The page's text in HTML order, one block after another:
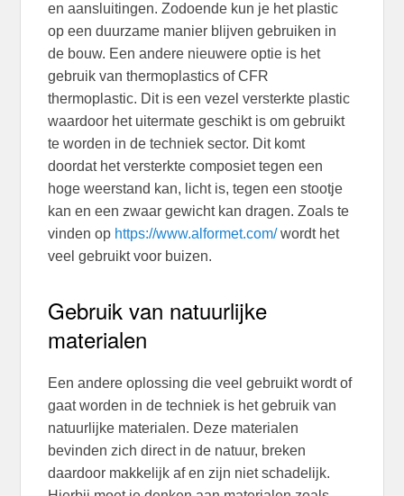
en aansluitingen. Zodoende kun je het plastic
op een duurzame manier blijven gebruiken in
de bouw. Een andere nieuwere optie is het
gebruik van thermoplastics of CFR
thermoplastic. Dit is een vezel versterkte plastic
waardoor het uitermate geschikt is om gebruikt
te worden in de techniek sector. Dit komt
doordat het versterkte composiet tegen een
hoge weerstand kan, licht is, tegen een stootje
kan en een zwaar gewicht kan dragen. Zoals te
vinden op https://www.alformet.com/wordt het
veel gebruikt voor buizen.
Gebruik van natuurlijke
materialen
Een andere oplossing die veel gebruikt wordt of
gaat worden in de techniek is het gebruik van
natuurlijke materialen. Deze materialen
bevinden zich direct in de natuur, breken
daardoor makkelijk af en zijn niet schadelijk.